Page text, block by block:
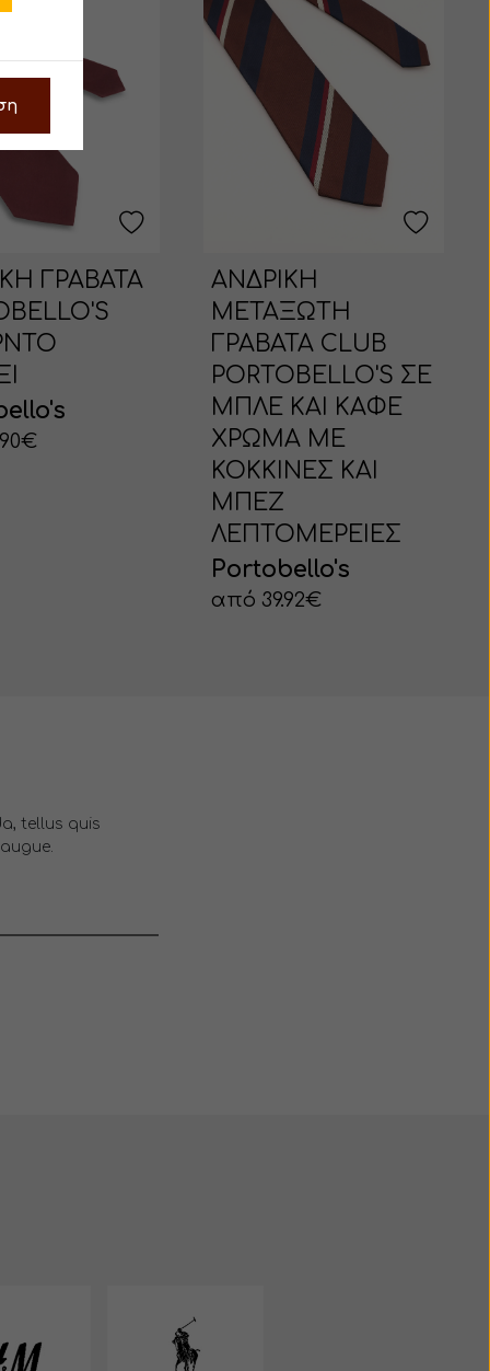
ΓΡΑΒΑΤΑ
ΑΝΔΡΙΚΗ
ΜΕΤΑΞΩΤΗ
ΓΡΑΒΑΤΑ CLUB
PORTOBELLO'S ΣΕ
ΜΠΛΕ ΚΑΙ ΚΑΦΕ
ΧΡΩΜΑ ΜΕ
ΚΟΚΚΙΝΕΣ ΚΑΙ
ΜΠΕΖ
ΛΕΠΤΟΜΕΡΕΙΕΣ
Portobello's
από 39.92€
tellus quis